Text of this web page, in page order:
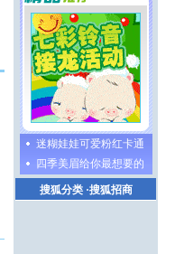
迷糊娃娃可爱粉红卡通
四季美眉给你最想要的
搜狐分类·搜狐招商